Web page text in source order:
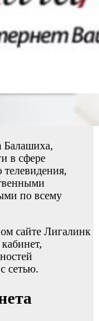
Балашиха,
в сфере
телевидения,
по всему
сайте Лигалинк
сетью.